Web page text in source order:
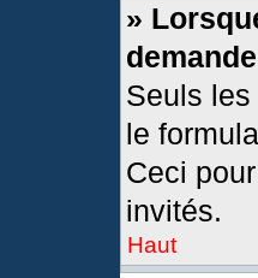
»
Seuls
le
Ceci
invités.
Haut